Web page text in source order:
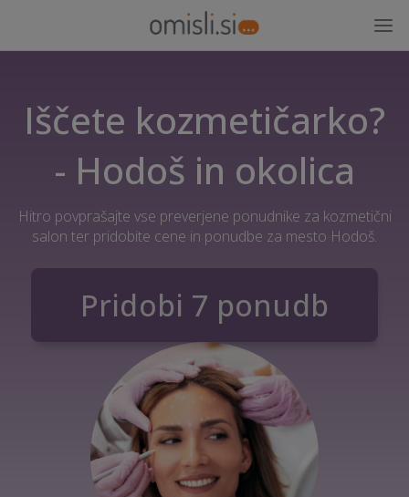
Iščete kozmetičarko?
- Hodoš in okolica
Hitro povprašajte vse preverjene ponudnike za kozmetični
salon ter pridobite cene in ponudbe za mesto Hodoš.
Pridobi 7 ponudb